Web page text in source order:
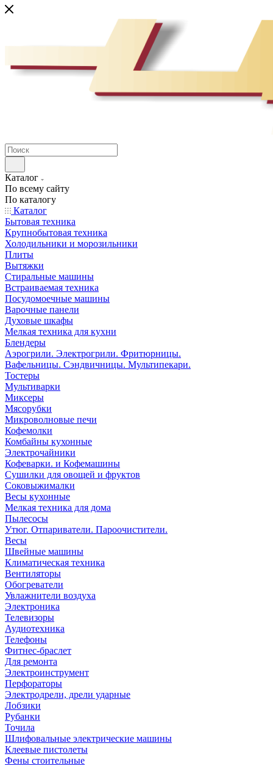
Каталог
По всему сайту
По каталогу
Каталог
Бытовая техника
Крупнобытовая техника
Холодильники и морозильники
Плиты
Вытяжки
Стиральные машины
Встраиваемая техника
Посудомоечные машины
Варочные панели
Духовые шкафы
Мелкая техника для кухни
Блендеры
Аэрогрили. Электрогрили. Фритюрницы.
Вафельницы. Сэндвичницы. Мультипекари.
Тостеры
Мультиварки
Миксеры
Мясорубки
Микроволновые печи
Кофемолки
Комбайны кухонные
Электрочайники
Кофеварки. и Кофемашины
Сушилки для овощей и фруктов
Соковыжималки
Весы кухонные
Мелкая техника для дома
Пылесосы
Утюг. Отпариватели. Пароочистители.
Весы
Швейные машины
Климатическая техника
Вентиляторы
Обогреватели
Увлажнители воздуха
Электроника
Телевизоры
Аудиотехника
Телефоны
Фитнес-браслет
Для ремонта
Электроинструмент
Перфораторы
Электродрели, дрели ударные
Лобзики
Рубанки
Точила
Шлифовальные электрические машины
Клеевые пистолеты
Фены стоительные